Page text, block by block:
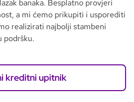
banaka. Besplatno provjeri
a mi ćemo prikupiti i usporediti
realizirati najbolji stambeni
podršku.
kreditni upitnik